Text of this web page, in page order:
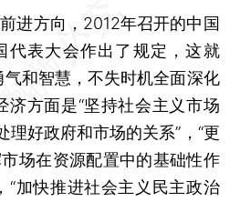
方向，2012年召开的中国
代表大会作出了规定，这就
气和智慧，不失时机全面深化
济方面是“坚持社会主义市场
理好政府和市场的关系”，“更
场在资源配置中的基础性作
“加快推进社会主义民主政治